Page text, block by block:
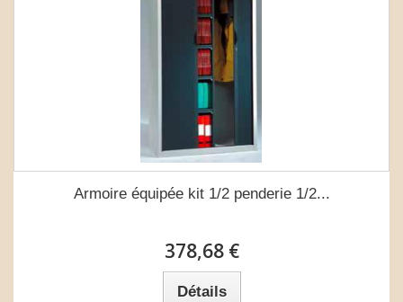
Armoire équipée kit 1/2 penderie 1/2...
378,68 €
Détails